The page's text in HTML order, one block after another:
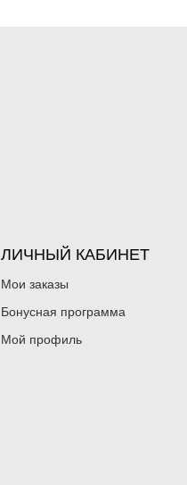
ЛИЧНЫЙ КАБИНЕТ
Мои заказы
Бонусная программа
Мой профиль